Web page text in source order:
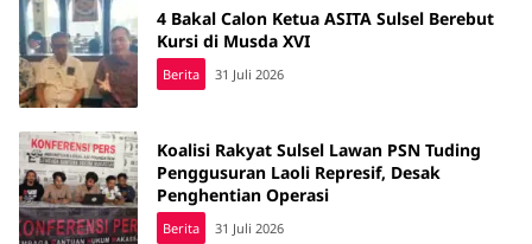
4 Bakal Calon Ketua ASITA Sulsel Berebut
Kursi di Musda XVI
Berita 31 Juli 2026
Koalisi Rakyat Sulsel Lawan PSN Tuding
Penggusuran Laoli Represif, Desak
Penghentian Operasi
Berita 31 Juli 2026